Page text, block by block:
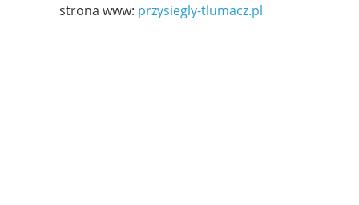
strona www: przysiegly-tlumacz.pl